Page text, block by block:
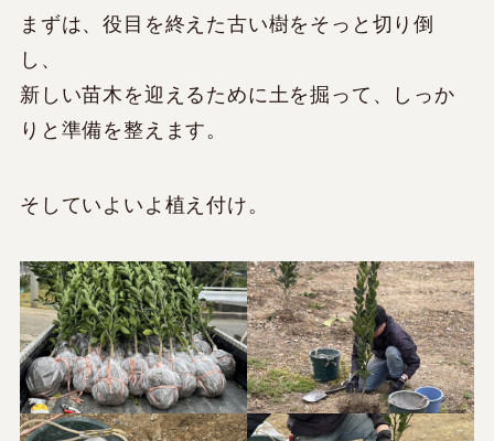
まずは、役目を終えた古い樹をそっと切り倒
し、
新しい苗木を迎えるために土を掘って、しっか
りと準備を整えます。
そしていよいよ植え付け。